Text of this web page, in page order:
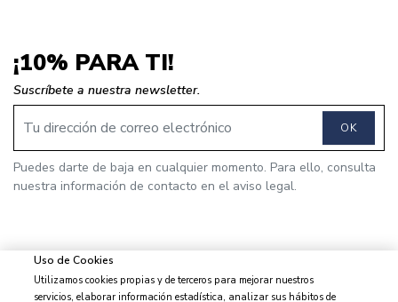
¡10% PARA TI!
Suscríbete a nuestra newsletter.
OK
Puedes darte de baja en cualquier momento. Para ello, consulta
nuestra información de contacto en el aviso legal.
© 2026 J&J Brothers - Todos los derechos reservados
Uso de Cookies
Utilizamos cookies propias y de terceros para mejorar nuestros
servicios, elaborar información estadística, analizar sus hábitos de